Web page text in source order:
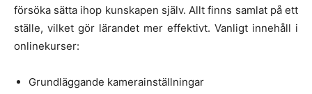
försöka sätta ihop kunskapen själv. Allt finns samlat på ett
ställe, vilket gör lärandet mer effektivt. Vanligt innehåll i
onlinekurser:
Grundläggande kamerainställningar